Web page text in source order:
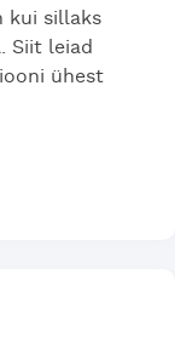
kui sillaks
Siit leiad
ühest